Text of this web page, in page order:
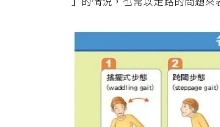
」的情況，也常以走路的問題來